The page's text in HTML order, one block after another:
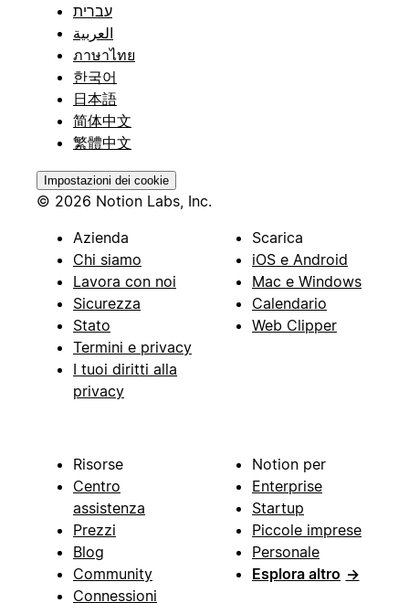
עברית
العربية
ภาษาไทย
한국어
日本語
简体中文
繁體中文
Impostazioni dei cookie
© 2026 Notion Labs, Inc.
Azienda
Chi siamo
Lavora con noi
Sicurezza
Stato
Termini e privacy
I tuoi diritti alla
privacy
Scarica
iOS e Android
Mac e Windows
Calendario
Web Clipper
Risorse
Centro
assistenza
Prezzi
Blog
Community
Connessioni
Notion per
Enterprise
Startup
Piccole imprese
Personale
Esplora altro →